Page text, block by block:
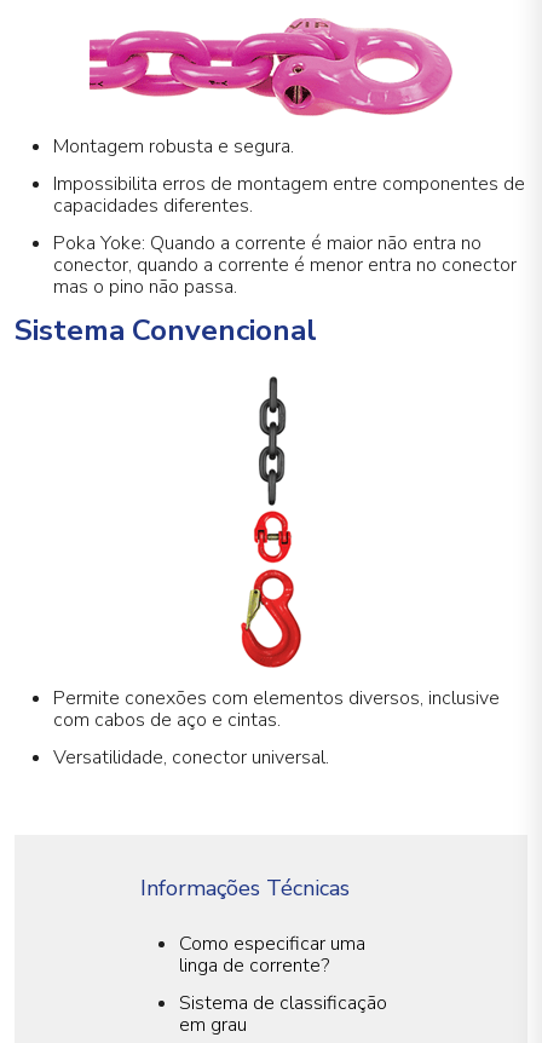
Montagem robusta e segura.
Impossibilita erros de montagem entre componentes de
capacidades diferentes.
Poka Yoke: Quando a corrente é maior não entra no
conector, quando a corrente é menor entra no conector
mas o pino não passa.
Sistema Convencional
Permite conexões com elementos diversos, inclusive
com cabos de aço e cintas.
Versatilidade, conector universal.
Informações Técnicas
Como especificar uma
linga de corrente?
Sistema de classificação
em grau